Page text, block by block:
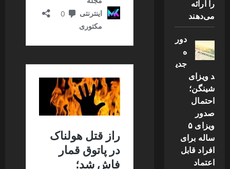
را ارائه
می‌دهند
دور
ه
جدی
د ویزای
شینگن؛
احتمال
صدور
ویزای ۵
ساله برای
افراد قابل
اعتماد